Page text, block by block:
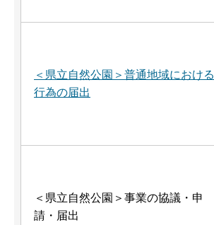
＜県立自然公園＞普通地域における
行為の届出
＜県立自然公園＞事業の協議・申
請・届出